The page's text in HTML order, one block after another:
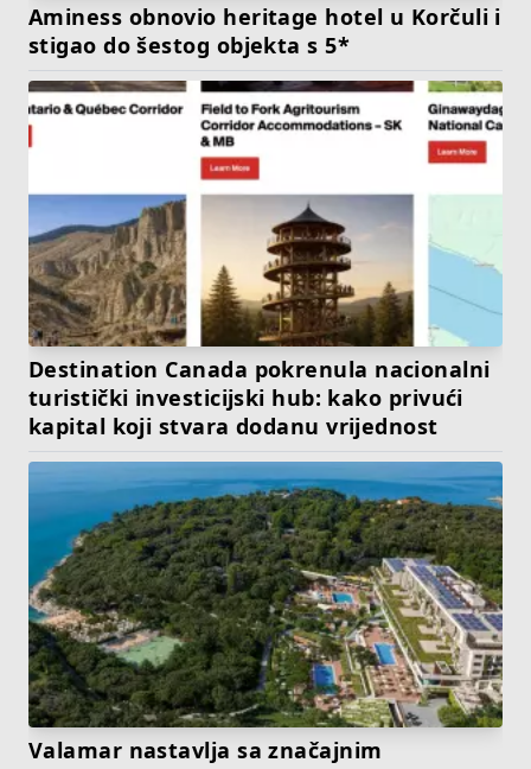
Aminess obnovio heritage hotel u Korčuli i
stigao do šestog objekta s 5*
Destination Canada pokrenula nacionalni
turistički investicijski hub: kako privući
kapital koji stvara dodanu vrijednost
Valamar nastavlja sa značajnim